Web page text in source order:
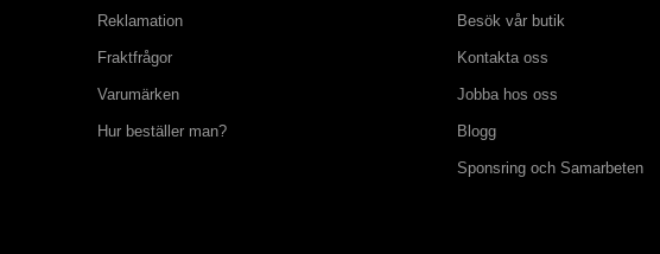
Reklamation
Fraktfrågor
Varumärken
Hur beställer man?
Besök vår butik
Kontakta oss
Jobba hos oss
Blogg
Sponsring och Samarbeten